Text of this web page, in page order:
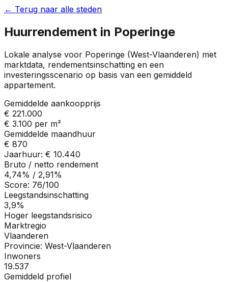
← Terug naar alle steden
Huurrendement in Poperinge
Lokale analyse voor Poperinge (West-Vlaanderen) met
marktdata, rendementsinschatting en een
investeringsscenario op basis van een gemiddeld
appartement.
Gemiddelde aankoopprijs
€ 221.000
€ 3.100 per m²
Gemiddelde maandhuur
€ 870
Jaarhuur: € 10.440
Bruto / netto rendement
4,74% / 2,91%
Score: 76/100
Leegstandsinschatting
3,9%
Hoger leegstandsrisico
Marktregio
Vlaanderen
Provincie: West-Vlaanderen
Inwoners
19.537
Gemiddeld profiel